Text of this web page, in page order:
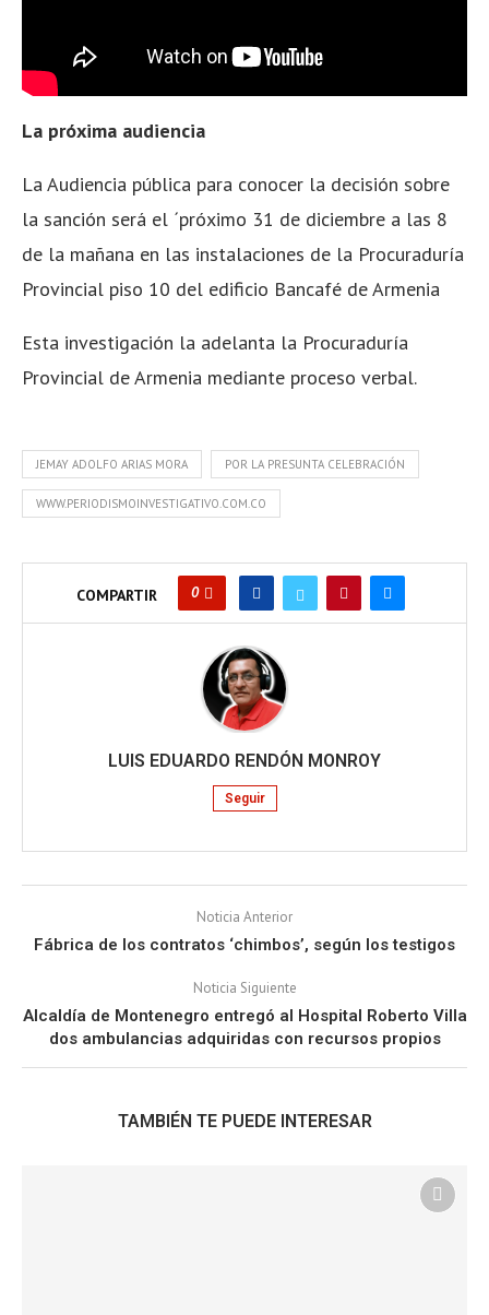
La próxima audiencia
La Audiencia pública para conocer la decisión sobre
la sanción será el ´próximo 31 de diciembre a las 8
de la mañana en las instalaciones de la Procuraduría
Provincial piso 10 del edificio Bancafé de Armenia
Esta investigación la adelanta la Procuraduría
Provincial de Armenia mediante proceso verbal.
JEMAY ADOLFO ARIAS MORA POR LA PRESUNTA CELEBRACIÓN
WWW.PERIODISMOINVESTIGATIVO.COM.CO
COMPARTIR 0
LUIS EDUARDO RENDÓN MONROY
Seguir
Noticia Anterior
Fábrica de los contratos ‘chimbos’, según los testigos
Noticia Siguiente
Alcaldía de Montenegro entregó al Hospital Roberto Villa
dos ambulancias adquiridas con recursos propios
TAMBIÉN TE PUEDE INTERESAR